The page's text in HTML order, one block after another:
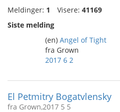
Meldinger: 1 Visere: 41169
Siste melding
(en) Angel of Tight
fra Grown
2017 6 2
El Petmitry Bogatvlensky
fra Grown,2017 5 5